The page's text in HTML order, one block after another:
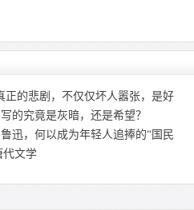
正的悲剧，不仅仅坏人嚣张，是好
的究竟是灰暗，还是希望？
迅，何以成为年轻人追捧的“国民
代文学